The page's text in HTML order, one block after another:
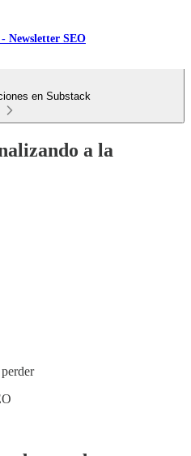
Newsletter SEO
en Substack
a la